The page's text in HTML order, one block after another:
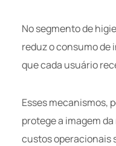
No segmento de
reduz o consumo de
que cada usuário
Esses mecanismos,
protege a imagem
custos operacionais